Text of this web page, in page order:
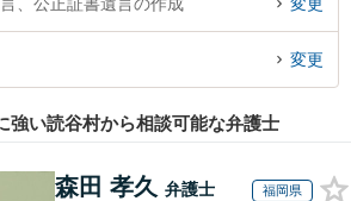
無料で公正証書遺言の作成を法律相談できる読谷
い』などでお困りの相談者さんにおすすめです。
変更
強い読谷村から相談可能な弁護士
森田 孝久 弁護士 福岡県